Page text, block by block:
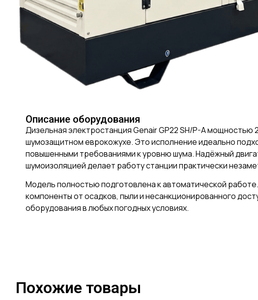
Описание оборудования
Дизельная электростанция Genair GP22 SH/P-A мощностью
шумозащитном еврокожухе. Это исполнение идеально
повышенными требованиями к уровню шума. Надёжный
шумоизоляцией делает работу станции практически
Модель полностью подготовлена к автоматической
компоненты от осадков, пыли и несанкционированного
оборудования в любых погодных условиях.
Похожие товары